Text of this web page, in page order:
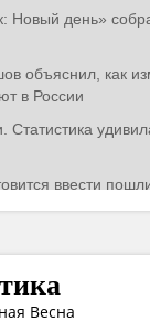
Весна